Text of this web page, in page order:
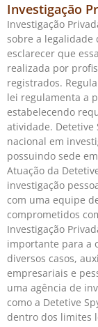
Investigação
Investigação
sobre a legalidade
esclarecer que
realizada por
registrados.
lei regulamenta a
estabelecendo
atividade. Detetive
nacional em
possuindo sede
Atuação da
investigação
com uma equipe
comprometidos
Investigação
importante para a
diversos casos,
empresariais e
uma agência de
como a Detetive
dentro dos limites